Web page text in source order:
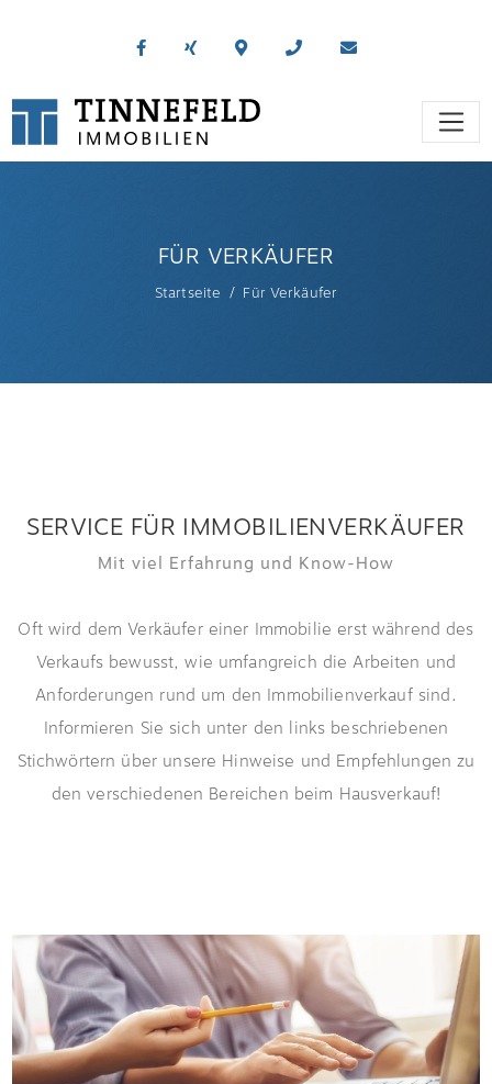
FÜR VERKÄUFER
Startseite Für Verkäufer
SERVICE FÜR IMMOBILIENVERKÄUFER
Mit viel Erfahrung und Know-How
Oft wird dem Verkäufer einer Immobilie erst während des
Verkaufs bewusst, wie umfangreich die Arbeiten und
Anforderungen rund um den Immobilienverkauf sind.
Informieren Sie sich unter den links beschriebenen
Stichwörtern über unsere Hinweise und Empfehlungen zu
den verschiedenen Bereichen beim Hausverkauf!